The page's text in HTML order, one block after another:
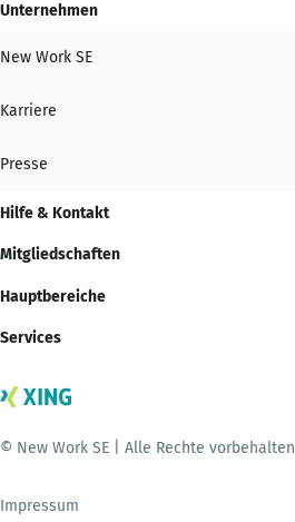
Unternehmen
New Work SE
Karriere
Presse
Hilfe & Kontakt
Mitgliedschaften
Hauptbereiche
Services
© New Work SE | Alle Rechte vorbehalten
Impressum